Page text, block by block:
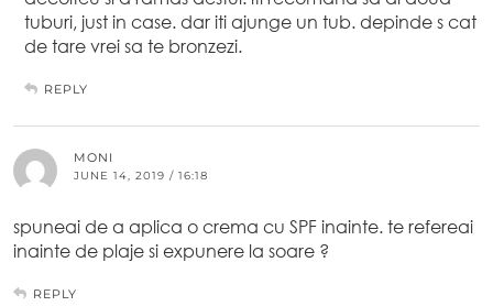
tuburi, just in case. dar iti ajunge un tub. depinde s cat
de tare vrei sa te bronzezi.
REPLY
MONI
JUNE 14, 2019 / 16:18
spuneai de a aplica o crema cu SPF inainte. te refereai
inainte de plaje si expunere la soare ?
REPLY